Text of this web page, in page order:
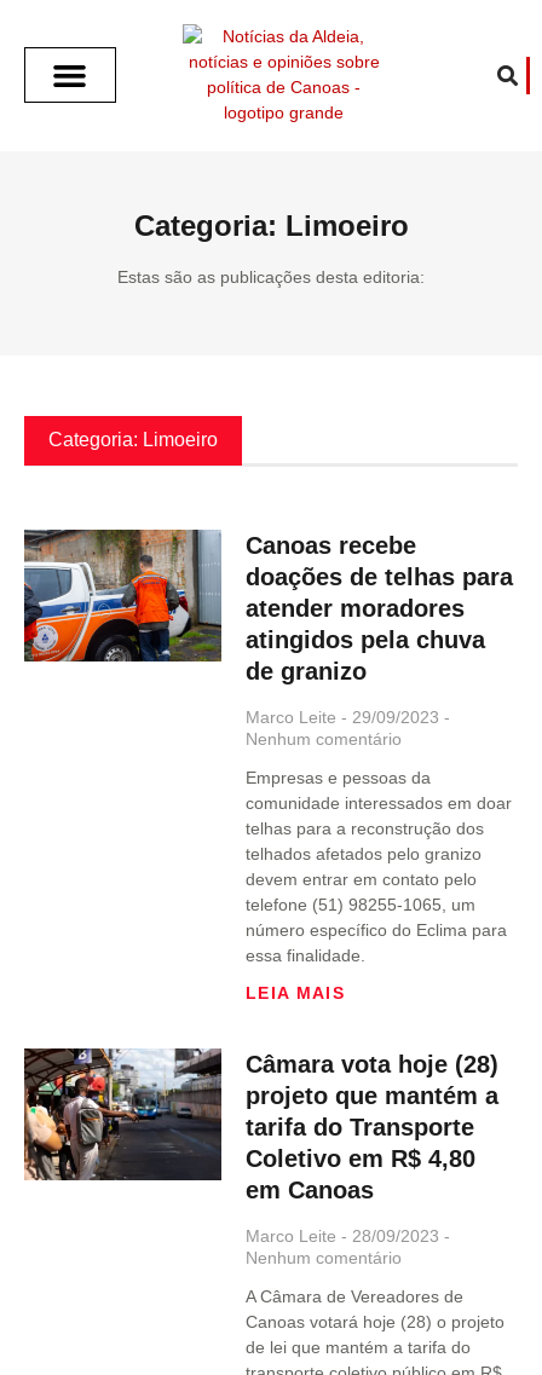
Categoria: Limoeiro
Estas são as publicações desta editoria:
Categoria: Limoeiro
Canoas recebe
doações de telhas para
atender moradores
atingidos pela chuva
de granizo
Marco Leite
29/09/2023
Nenhum comentário
Empresas e pessoas da
comunidade interessados em doar
telhas para a reconstrução dos
telhados afetados pelo granizo
devem entrar em contato pelo
telefone (51) 98255-1065, um
número específico do Eclima para
essa finalidade.
LEIA MAIS
Câmara vota hoje (28)
projeto que mantém a
tarifa do Transporte
Coletivo em R$ 4,80
em Canoas
Marco Leite
28/09/2023
Nenhum comentário
A Câmara de Vereadores de
Canoas votará hoje (28) o projeto
de lei que mantém a tarifa do